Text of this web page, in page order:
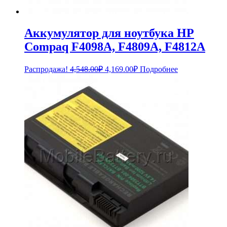
Аккумулятор для ноутбука HP
Compaq F4098A, F4809A, F4812A
Распродажа! 4,548.00₽ Первоначальная
4,548.00₽.
4,169.00₽Текущая
Подробнее